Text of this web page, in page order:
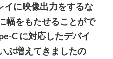
イに映像出力をするな
幅をもたせることがで
C に対応したデバイ
ぶ増えてきましたの